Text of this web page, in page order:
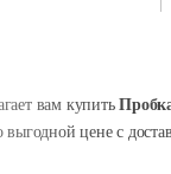
вам купить
выгодной цене с